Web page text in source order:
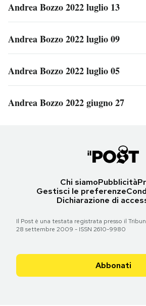
Andrea Bozzo 2022 luglio 13
Andrea Bozzo 2022 luglio 09
Andrea Bozzo 2022 luglio 05
Andrea Bozzo 2022 giugno 27
Chi siamoPubblicità
Gestisci le preferenze
Dichiarazione di
Il Post è una testata registrata presso il
28 settembre 2009 - ISSN 2610-9980
Abbonati